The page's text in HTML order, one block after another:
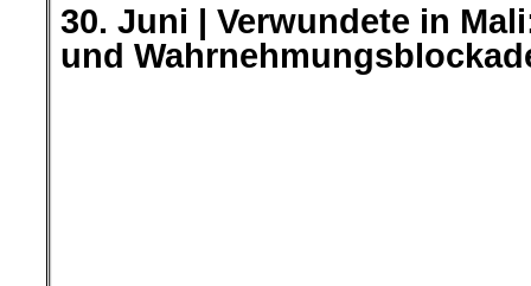
30. Juni | Verwundete in
und